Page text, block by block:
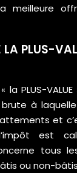
meilleure
LA PLUS-
PLUS-
à
et
est
tous
ou non-